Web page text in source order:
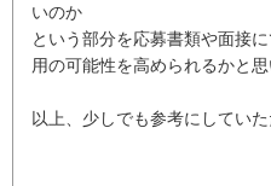
いのか
という部分を応募書類や面接
用の可能性を高められるかと思
以上、少しでも参考にしていた